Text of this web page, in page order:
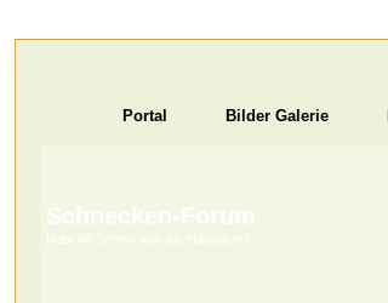
Portal Bilder Galerie
Schnecken-Forum
Habt ihr Schnecken als Haustiere?